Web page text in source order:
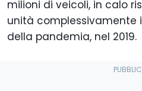
milioni di veicoli, in calo
unità
della pandemia, nel 2019.